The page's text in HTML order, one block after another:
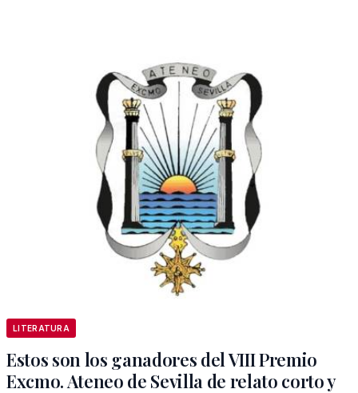
LITERATURA
Estos son los ganadores del VIII Premio
Excmo. Ateneo de Sevilla de relato corto y